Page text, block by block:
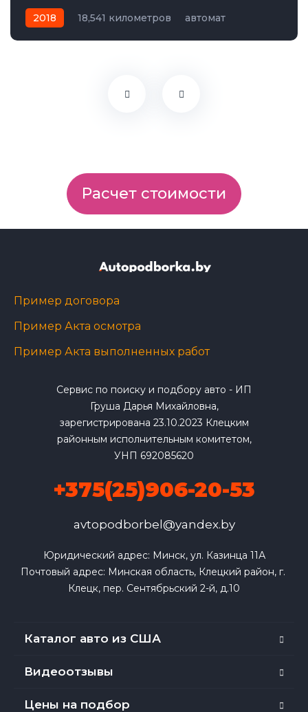
2018 18,541 километров
автомат
Расчет стоимости
Пример договора
Пример Акта осмотра
Пример Акта выполненных работ
Сервис по поиску и подбору авто - ИП
Груша Дарья Михайловна,
зарегистрирована 23.10.2023 Клецким
районным исполнительным комитетом,
УНП 692085620
+375(25)906-20-53
avtopodborbel@yandex.by
Юридический адрес: Минск, ул. Казинца 11А
Почтовый адрес: Минская область, Клецкий район, г.
Клецк, пер. Сентябрьский 2-й, д.10
Каталог авто из США
Видеоотзывы
Цены на подбор